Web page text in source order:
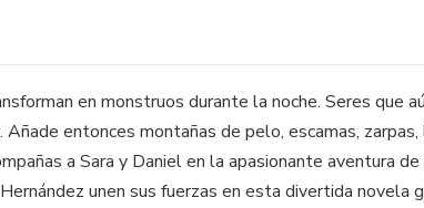
en monstruos durante la noche. Seres que
Añade entonces montañas de pelo, escamas,
a Sara y Daniel en la apasionante aventura
unen sus fuerzas en esta divertida novela